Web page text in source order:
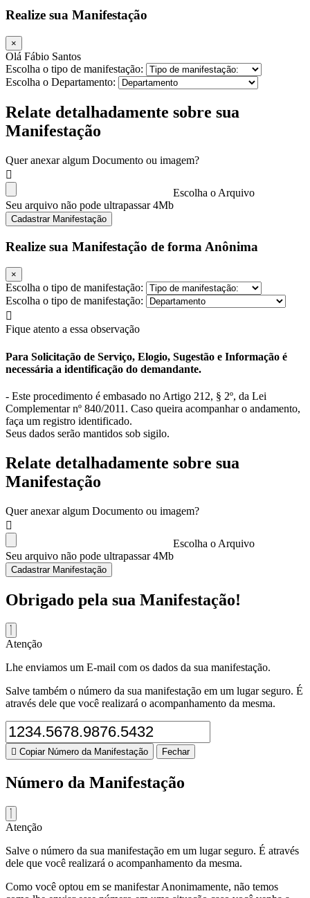
Realize sua Manifestação
×
Olá Fábio Santos
Escolha o tipo de manifestação:
Escolha o Departamento:
Relate detalhadamente sobre sua
Manifestação
Quer anexar algum Documento ou imagem?
Escolha o Arquivo
Seu arquivo não pode ultrapassar 4Mb
Cadastrar Manifestação
Realize sua Manifestação de forma Anônima
×
Escolha o tipo de manifestação:
Escolha o tipo de manifestação:
Fique atento a essa observação
Para Solicitação de Serviço, Elogio, Sugestão e Informação é
necessária a identificação do demandante.
- Este procedimento é embasado no Artigo 212, § 2º, da Lei
Complementar nº 840/2011. Caso queira acompanhar o andamento,
faça um registro identificado.
Seus dados serão mantidos sob sigilo.
Relate detalhadamente sobre sua
Manifestação
Quer anexar algum Documento ou imagem?
Escolha o Arquivo
Seu arquivo não pode ultrapassar 4Mb
Cadastrar Manifestação
Obrigado pela sua Manifestação!
Atenção
Lhe enviamos um E-mail com os dados da sua manifestação.
Salve também o número da sua manifestação em um lugar seguro. É
através dele que você realizará o acompanhamento da mesma.
Copiar Número da Manifestação Fechar
Número da Manifestação
Atenção
Salve o número da sua manifestação em um lugar seguro. É através
dele que você realizará o acompanhamento da mesma.
Como você optou em se manifestar Anonimamente, não temos